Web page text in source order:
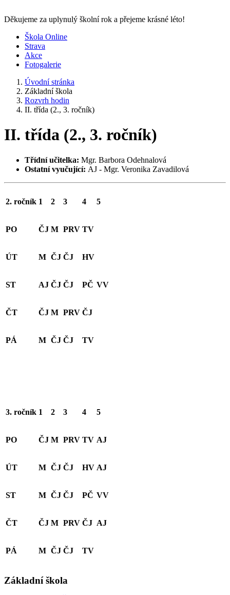
Děkujeme za uplynulý školní rok a přejeme krásné léto!
Škola Online
Strava
Akce
Fotogalerie
Úvodní stránka
Základní škola
Rozvrh hodin
II. třída (2., 3. ročník)
II. třída (2., 3. ročník)
Třídní učitelka: Mgr. Barbora Odehnalová
Ostatní vyučující: AJ - Mgr. Veronika Zavadilová
2. ročník 1 2 3 4 5
PO ČJ M PRV TV
ÚT M ČJ ČJ HV
ST AJ ČJ ČJ PČ VV
ČT ČJ M PRV ČJ
PÁ M ČJ ČJ TV
3. ročník 1 2 3 4 5
PO ČJ M PRV TV AJ
ÚT M ČJ ČJ HV AJ
ST M ČJ ČJ PČ VV
ČT ČJ M PRV ČJ AJ
PÁ M ČJ ČJ TV
Základní škola